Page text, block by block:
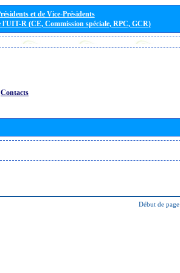
et de Vice-Présidents
l'UIT-R (CE, Commission spéciale, RPC, GCR)
Contacts
Début de page